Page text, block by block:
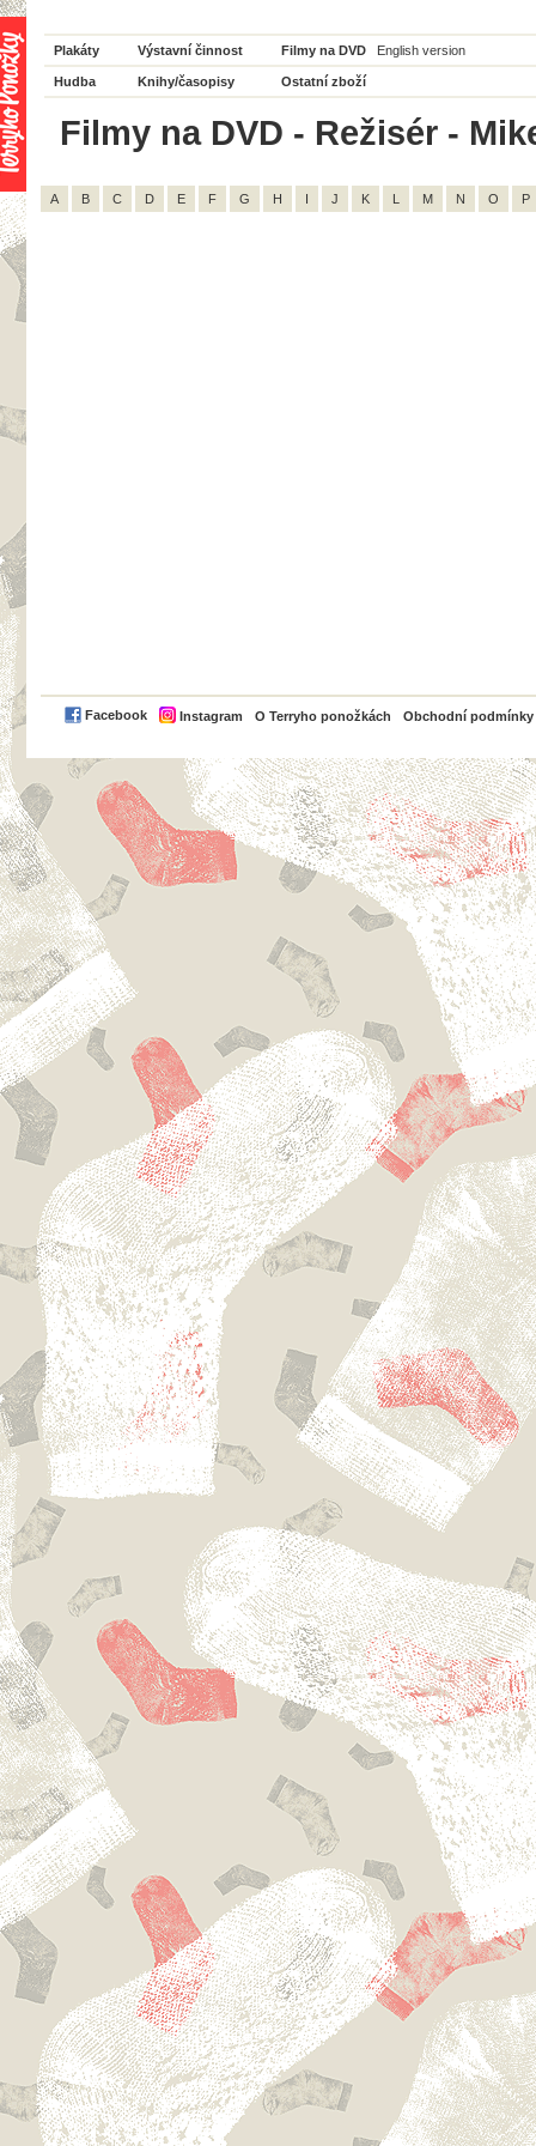
Plakáty Výstavní činnost Filmy na DVD English version
Hudba Knihy/časopisy Ostatní zboží
Filmy na DVD - Režisér -
A B C D E F G H I J K L M N O P
Facebook Instagram O Terryho ponožkách Obchodní podmínky
PayPal